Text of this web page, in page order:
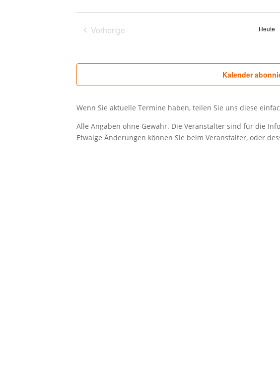
Vorherige
Heute
Kalender
Wenn Sie aktuelle Termine haben, teilen Sie uns diese
Alle Angaben ohne Gewähr. Die Veranstalter sind für die
Etwaige Änderungen können Sie beim Veranstalter, oder